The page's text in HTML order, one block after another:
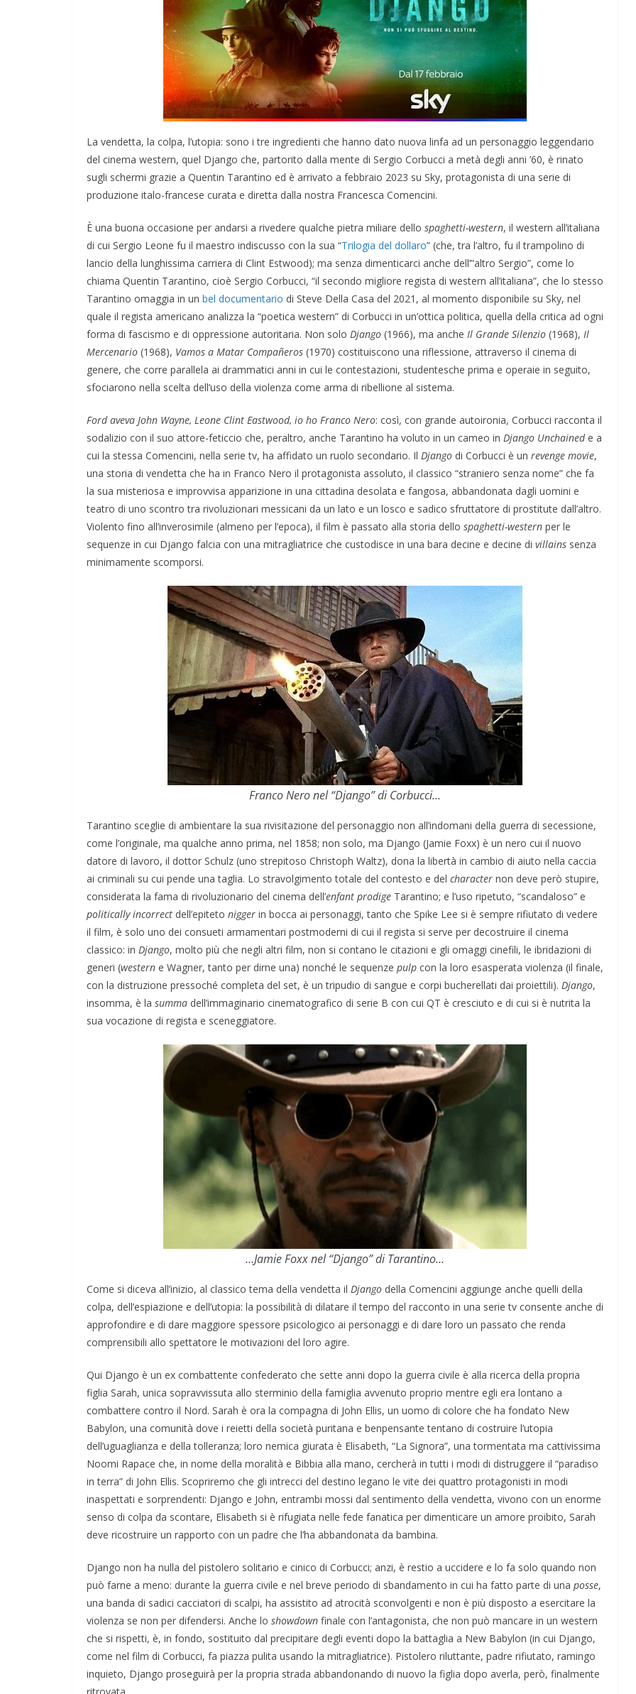
La vendetta, la colpa, l’utopia: sono i tre ingredienti che hanno dato nuova linfa ad un personaggio leggendario
del cinema western, quel Django che, partorito dalla mente di Sergio Corbucci a metà degli anni ’60, è rinato
sugli schermi grazie a Quentin Tarantino ed è arrivato a febbraio 2023 su Sky, protagonista di una serie di
produzione italo-francese curata e diretta dalla nostra Francesca Comencini.
È una buona occasione per andarsi a rivedere qualche pietra miliare dello spaghetti-western, il western all’italiana
di cui Sergio Leone fu il maestro indiscusso con la sua “Trilogia del dollaro” (che, tra l’altro, fu il trampolino di
lancio della lunghissima carriera di Clint Estwood); ma senza dimenticarci anche dell’”altro Sergio”, come lo
chiama Quentin Tarantino, cioè Sergio Corbucci, “il secondo migliore regista di western all’italiana”, che lo stesso
Tarantino omaggia in un bel documentario di Steve Della Casa del 2021, al momento disponibile su Sky, nel
quale il regista americano analizza la “poetica western” di Corbucci in un’ottica politica, quella della critica ad ogni
forma di fascismo e di oppressione autoritaria. Non solo Django (1966), ma anche Il Grande Silenzio (1968), Il
Mercenario (1968), Vamos a Matar Compañeros (1970) costituiscono una riflessione, attraverso il cinema di
genere, che corre parallela ai drammatici anni in cui le contestazioni, studentesche prima e operaie in seguito,
sfociarono nella scelta dell’uso della violenza come arma di ribellione al sistema.
Ford aveva John Wayne, Leone Clint Eastwood, io ho Franco Nero: così, con grande autoironia, Corbucci racconta il
sodalizio con il suo attore-feticcio che, peraltro, anche Tarantino ha voluto in un cameo in Django Unchainede a
cui la stessa Comencini, nella serie tv, ha affidato un ruolo secondario. Il Django di Corbucci è un revenge movie,
una storia di vendetta che ha in Franco Nero il protagonista assoluto, il classico “straniero senza nome” che fa
la sua misteriosa e improvvisa apparizione in una cittadina desolata e fangosa, abbandonata dagli uomini e
teatro di uno scontro tra rivoluzionari messicani da un lato e un losco e sadico sfruttatore di prostitute dall’altro.
Violento fino all’inverosimile (almeno per l’epoca), il film è passato alla storia dello spaghetti-western per le
sequenze in cui Django falcia con una mitragliatrice che custodisce in una bara decine e decine di villains senza
minimamente scomporsi.
Franco Nero nel “Django” di Corbucci…
Tarantino sceglie di ambientare la sua rivisitazione del personaggio non all’indomani della guerra di secessione,
come l’originale, ma qualche anno prima, nel 1858; non solo, ma Django (Jamie Foxx) è un nero cui il nuovo
datore di lavoro, il dottor Schulz (uno strepitoso Christoph Waltz), dona la libertà in cambio di aiuto nella caccia
ai criminali su cui pende una taglia. Lo stravolgimento totale del contesto e del character non deve però stupire,
considerata la fama di rivoluzionario del cinema dell’enfant prodige Tarantino; e l’uso ripetuto, “scandaloso” e
politically incorrect dell’epiteto nigger in bocca ai personaggi, tanto che Spike Lee si è sempre rifiutato di vedere
il film, è solo uno dei consueti armamentari postmoderni di cui il regista si serve per decostruire il cinema
classico: in Django, molto più che negli altri film, non si contano le citazioni e gli omaggi cinefili, le ibridazioni di
generi (western e Wagner, tanto per dirne una) nonché le sequenze pulp con la loro esasperata violenza (il finale,
con la distruzione pressoché completa del set, è un tripudio di sangue e corpi bucherellati dai proiettili). Django,
insomma, è la summa dell’immaginario cinematografico di serie B con cui QT è cresciuto e di cui si è nutrita la
sua vocazione di regista e sceneggiatore.
…Jamie Foxx nel “Django” di Tarantino…
Come si diceva all’inizio, al classico tema della vendetta il Django della Comencini aggiunge anche quelli della
colpa, dell’espiazione e dell’utopia: la possibilità di dilatare il tempo del racconto in una serie tv consente anche di
approfondire e di dare maggiore spessore psicologico ai personaggi e di dare loro un passato che renda
comprensibili allo spettatore le motivazioni del loro agire.
Qui Django è un ex combattente confederato che sette anni dopo la guerra civile è alla ricerca della propria
figlia Sarah, unica sopravvissuta allo sterminio della famiglia avvenuto proprio mentre egli era lontano a
combattere contro il Nord. Sarah è ora la compagna di John Ellis, un uomo di colore che ha fondato New
Babylon, una comunità dove i reietti della società puritana e benpensante tentano di costruire l’utopia
dell’uguaglianza e della tolleranza; loro nemica giurata è Elisabeth, “La Signora”, una tormentata ma cattivissima
Noomi Rapace che, in nome della moralità e Bibbia alla mano, cercherà in tutti i modi di distruggere il “paradiso
in terra” di John Ellis. Scopriremo che gli intrecci del destino legano le vite dei quattro protagonisti in modi
inaspettati e sorprendenti: Django e John, entrambi mossi dal sentimento della vendetta, vivono con un enorme
senso di colpa da scontare, Elisabeth si è rifugiata nelle fede fanatica per dimenticare un amore proibito, Sarah
deve ricostruire un rapporto con un padre che l’ha abbandonata da bambina.
Django non ha nulla del pistolero solitario e cinico di Corbucci; anzi, è restio a uccidere e lo fa solo quando non
può farne a meno: durante la guerra civile e nel breve periodo di sbandamento in cui ha fatto parte di una posse,
una banda di sadici cacciatori di scalpi, ha assistito ad atrocità sconvolgenti e non è più disposto a esercitare la
violenza se non per difendersi. Anche lo showdown finale con l’antagonista, che non può mancare in un western
che si rispetti, è, in fondo, sostituito dal precipitare degli eventi dopo la battaglia a New Babylon (in cui Django,
come nel film di Corbucci, fa piazza pulita usando la mitragliatrice). Pistolero riluttante, padre rifiutato, ramingo
inquieto, Django proseguirà per la propria strada abbandonando di nuovo la figlia dopo averla, però, finalmente
Napoli: una città indifferente che vive nella
straordinarietà
ApocalypseVietnam #7: Storia di una foto: “Rough
Justice on a Saigon Street”